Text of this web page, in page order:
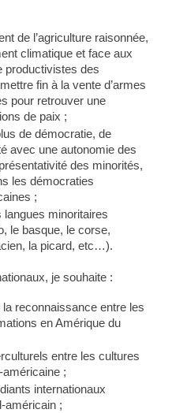
de l’agriculture raisonnée,
climatique et face aux
productivistes des
fin à la vente d’armes
pour retrouver une
de paix ;
de démocratie, de
avec une autonomie des
des minorités,
les démocraties
;
langues minoritaires
le basque, le corse,
la picard, etc…).
je souhaite :
reconnaissance entre les
en Amérique du
entre les cultures
;
internationaux
américain ;